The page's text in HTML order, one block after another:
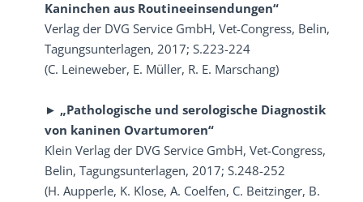
Kaninchen aus Routineeinsendungen“
Verlag der DVG Service GmbH, Vet-Congress, Belin,
Tagungsunterlagen, 2017; S.223-224
(C. Leineweber, E. Müller, R. E. Marschang)
► „Pathologische und serologische Diagnostik
von kaninen Ovartumoren“
Klein Verlag der DVG Service GmbH, Vet-Congress,
Belin, Tagungsunterlagen, 2017; S.248-252
(H. Aupperle, K. Klose, A. Coelfen, C. Beitzinger, B.